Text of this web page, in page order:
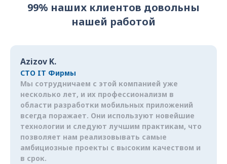
99% наших клиентов довольны
нашей работой
Azizov K.
CTO IT Фирмы
Мы сотрудничаем с этой компанией уже
несколько лет, и их профессионализм в
области разработки мобильных приложений
всегда поражает. Они используют новейшие
технологии и следуют лучшим практикам, что
позволяет нам реализовывать самые
амбициозные проекты с высоким качеством и
в срок.